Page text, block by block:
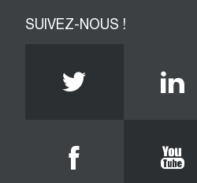
SUIVEZ-NOUS !
Twitter
Facebook